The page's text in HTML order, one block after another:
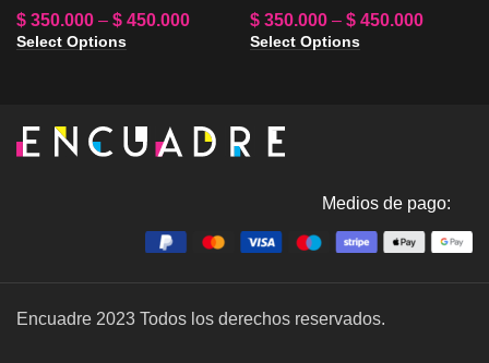
$ 350.000 – $ 450.000
Select Options
$ 350.000 – $ 450.000
Select Options
Medios de pago:
Encuadre 2023 Todos los derechos reservados.